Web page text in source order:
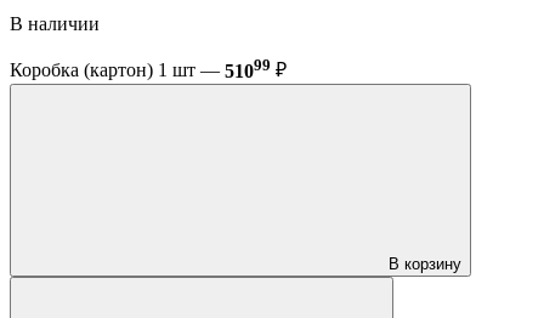
В наличии
Коробка (картон) 1 шт — 51099 ₽
В корзину